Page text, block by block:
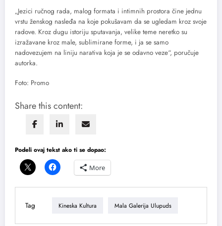
„Jezici ručnog rada, malog formata i intimnih prostora čine jednu
vrstu ženskog nasleđa na koje pokušavam da se ugledam kroz svoje
radove. Kroz dugu istoriju sputavanja, velike teme neretko su
izražavane kroz male, sublimirane forme, i ja se samo
nadovezujem na liniju narativa koja je se odavno veze“, poručuje
autorka.
Foto: Promo
Share this content:
Podeli ovaj tekst ako ti se dopao:
More
Tag Kineska Kultura Mala Galerija Ulupuds